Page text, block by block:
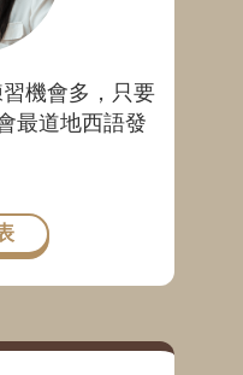
機會多，只要
最道地西語發